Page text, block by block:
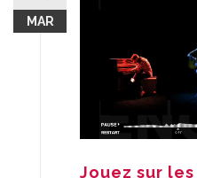
MAR
Jouez sur les